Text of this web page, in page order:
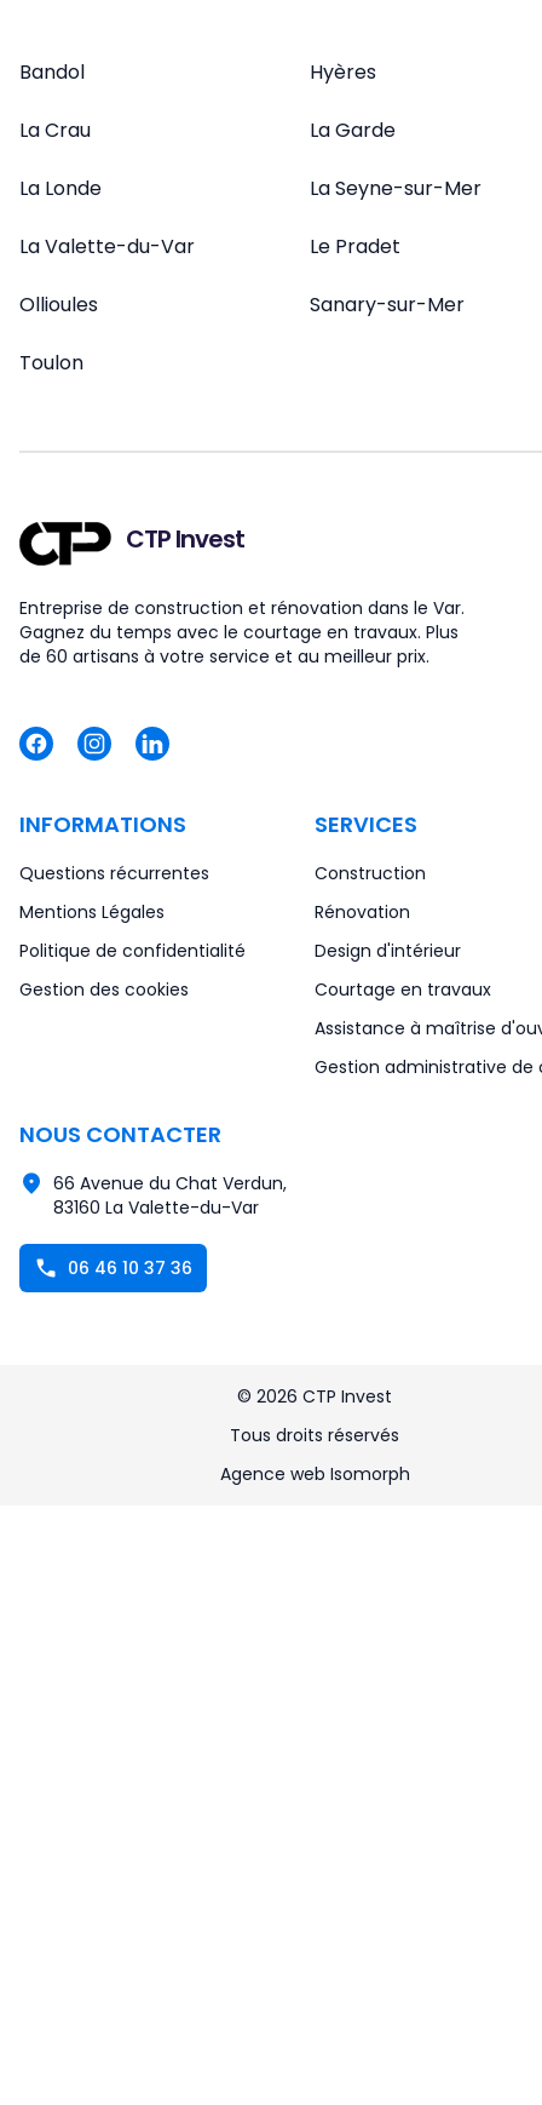
Bandol Hyères
La Crau La Garde
La Londe La Seyne-sur-Mer
La Valette-du-Var Le Pradet
Ollioules Sanary-sur-Mer
Toulon
CTP Invest
Entreprise de construction et rénovation dans le Var.
Gagnez du temps avec le courtage en travaux. Plus
de 60 artisans à votre service et au meilleur prix.
INFORMATIONS
Questions récurrentes
Mentions Légales
Politique de confidentialité
Gestion des cookies
SERVICES
Construction
Rénovation
Design d'intérieur
Courtage en travaux
Assistance à maîtrise
Gestion administrative de
NOUS CONTACTER
66 Avenue du Chat Verdun,
83160 La Valette-du-Var
06 46 10 37 36
© 2026 CTP Invest
Tous droits réservés
Agence web Isomorph